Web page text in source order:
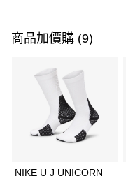
信用卡一次付款
3 期 0 利率 每期
合作金庫商業銀行
華南商業銀行
上海商業儲蓄銀行
Apple Pay
商品加價購 (9)
NIKE U J UNICORN